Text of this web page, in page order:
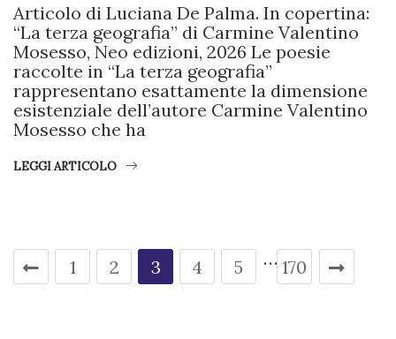
Articolo di Luciana De Palma. In copertina:
“La terza geografia” di Carmine Valentino
Mosesso, Neo edizioni, 2026 Le poesie
raccolte in “La terza geografia”
rappresentano esattamente la dimensione
esistenziale dell’autore Carmine Valentino
Mosesso che ha
LEGGI ARTICOLO
1 2 3 4 5 … 170